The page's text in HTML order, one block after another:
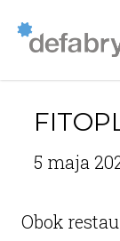
5 maja
Obok